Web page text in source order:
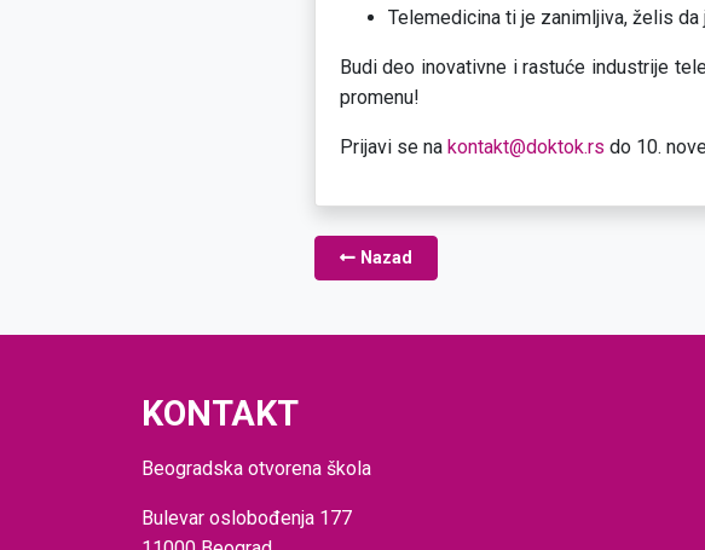
Telemedicina ti je zanimljiva, želis
Budi deo inovativne i rastuće industrije
promenu!
Prijavi se na kontakt@doktok.rs do 10.
Nazad
KONTAKT
Beogradska otvorena škola
Bulevar oslobođenja 177